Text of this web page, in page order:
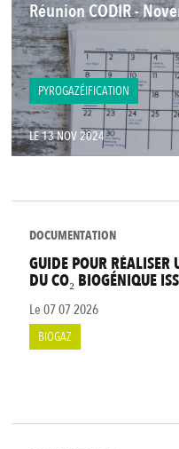
Réunion CODIR -
PYROGAZÉIFICATION
LE 13 NOV 2024
DOCUMENTATION
GUIDE POUR RÉALISER
DU CO₂ BIOGÉNIQUE
Le 07 07 2026
BIOGAZ